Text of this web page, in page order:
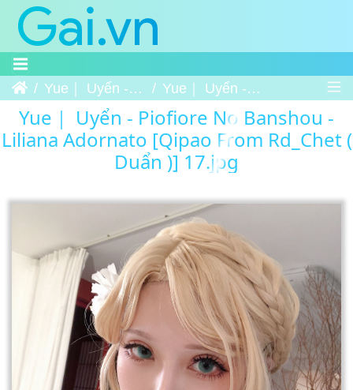
Trang chủYue｜ Uyển - Piofiore No Banshou - Liliana Adornato [Qipao From Rd_Chet ( Duẩn )] Yue｜ Uyển - Piofiore No Banshou - Liliana Adornato [Qipao From Rd Chet ( Duẩn )] 17
Yue｜ Uyển - Piofiore No Banshou -
Liliana Adornato [Qipao From Rd_Chet (
Duẩn )] 17.jpg